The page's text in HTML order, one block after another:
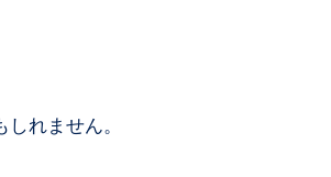
れません。